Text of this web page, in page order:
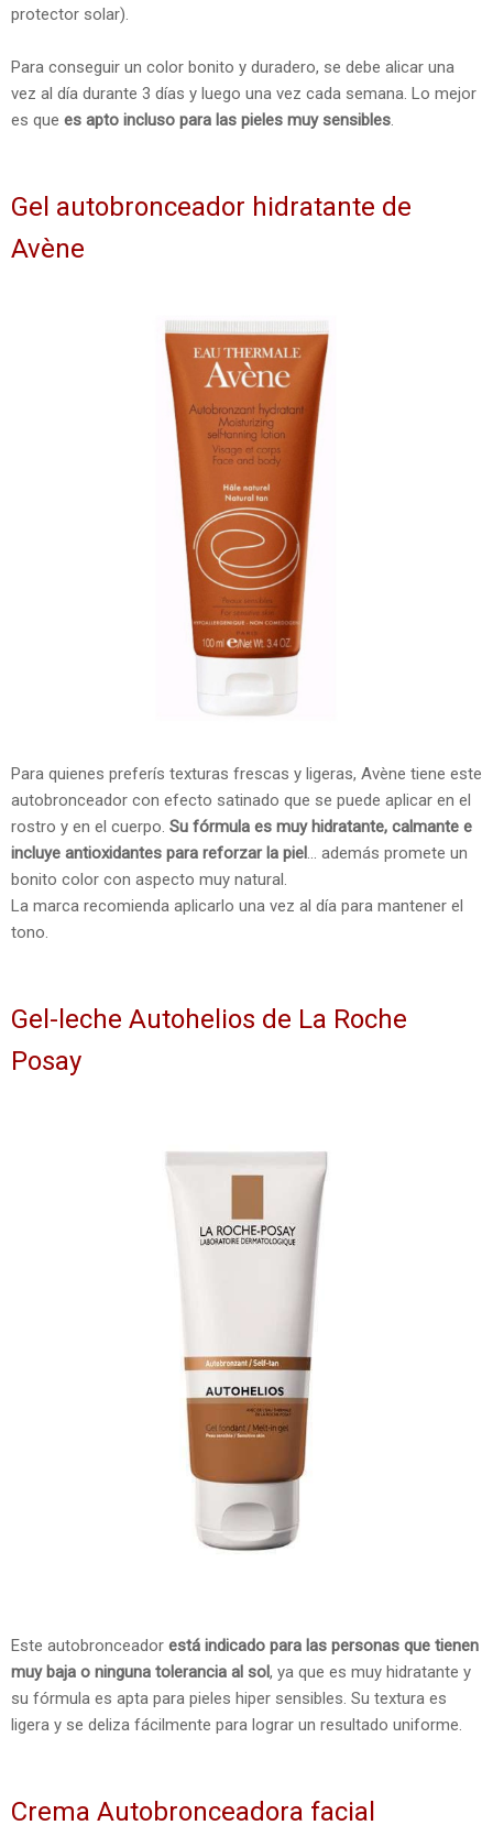
protector solar).
Para conseguir un color bonito y duradero, se debe alicar una
vez al día durante 3 días y luego una vez cada semana. Lo mejor
es que es apto incluso para las pieles muy sensibles.
Gel autobronceador hidratante de
Avène
Para quienes preferís texturas frescas y ligeras, Avène tiene este
autobronceador con efecto satinado que se puede aplicar en el
rostro y en el cuerpo. Su fórmula es muy hidratante, calmante e
incluye antioxidantes para reforzar la piel ... además promete un
bonito color con aspecto muy natural.
La marca recomienda aplicarlo una vez al día para mantener el
tono.
Gel-leche Autohelios de La Roche
Posay
Este autobronceador está indicado para las personas que tienen
muy baja o ninguna tolerancia al sol, ya que es muy hidratante y
su fórmula es apta para pieles hiper sensibles. Su textura es
ligera y se deliza fácilmente para lograr un resultado uniforme.
Crema Autobronceadora facial